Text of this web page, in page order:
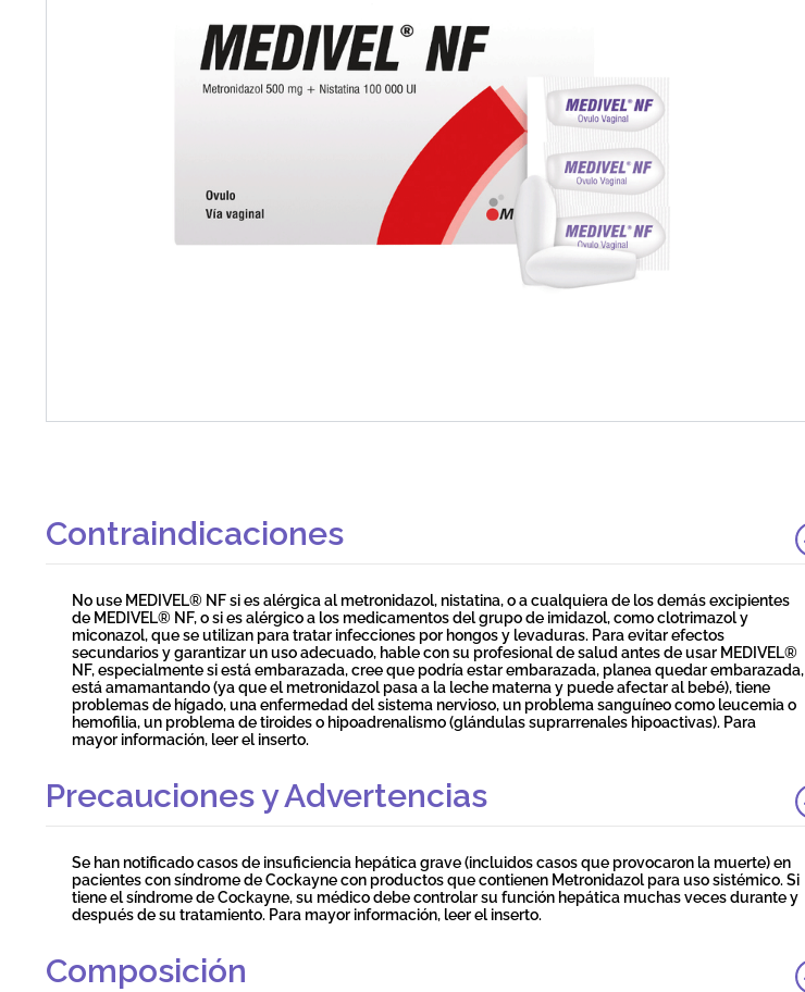
Contraindicaciones
No use MEDIVEL® NF si es alérgica al metronidazol, nistatina, o a cualquiera de los demás excipientes
de MEDIVEL® NF, o si es alérgico a los medicamentos del grupo de imidazol, como clotrimazol y
miconazol, que se utilizan para tratar infecciones por hongos y levaduras. Para evitar efectos
secundarios y garantizar un uso adecuado, hable con su profesional de salud antes de usar MEDIVEL®
NF, especialmente si está embarazada, cree que podría estar embarazada, planea quedar embarazada,
está amamantando (ya que el metronidazol pasa a la leche materna y puede afectar al bebé), tiene
problemas de hígado, una enfermedad del sistema nervioso, un problema sanguíneo como leucemia o
hemofilia, un problema de tiroides o hipoadrenalismo (glándulas suprarrenales hipoactivas). Para
mayor información, leer el inserto.
Precauciones y Advertencias
Se han notificado casos de insuficiencia hepática grave (incluidos casos que provocaron la muerte) en
pacientes con síndrome de Cockayne con productos que contienen Metronidazol para uso sistémico. Si
tiene el síndrome de Cockayne, su médico debe controlar su función hepática muchas veces durante y
después de su tratamiento. Para mayor información, leer el inserto.
Composición